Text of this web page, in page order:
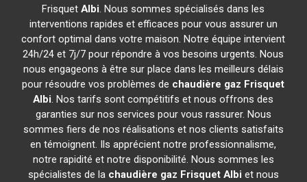
FrisquetAlbi. Nous sommes spécialisés dans les
interventions rapides et efficaces pour vous assurer un
confort optimal dans votre maison. Notre équipe intervient
24h/24 et 7j/7 pour répondre à vos besoins urgents. Nous
nous engageons à être sur place dans les meilleurs délais
pour résoudre vos problèmes de chaudière gaz Frisquet
Albi. Nos tarifs sont compétitifs et nous offrons des
garanties sur nos services pour vous rassurer. Nous
sommes fiers de nos réalisations et nos clients satisfaits
en témoignent. Ils apprécient notre professionnalisme,
notre rapidité et notre disponibilité. Nous sommes les
spécialistes de la chaudière gaz Frisquet Albi et nous